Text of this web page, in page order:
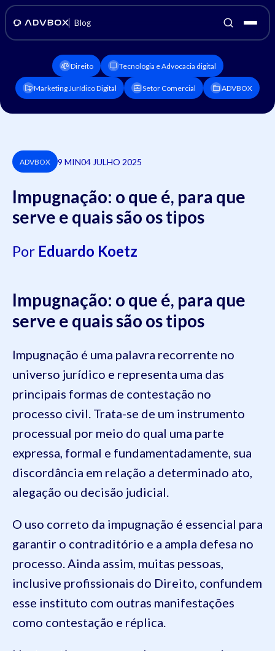
Blog
Direito Tecnologia e Advocacia digital
Marketing Jurídico Digital Setor Comercial ADVBOX
ADVBOX 9 MIN04 JULHO 2025
Impugnação: o que é, para que
serve e quais são os tipos
Por Eduardo Koetz
Impugnação: o que é, para que
serve e quais são os tipos
Impugnação é uma palavra recorrente no
universo jurídico e representa uma das
principais formas de contestação no
processo civil. Trata-se de um instrumento
processual por meio do qual uma parte
expressa, formal e fundamentadamente, sua
discordância em relação a determinado ato,
alegação ou decisão judicial.
O uso correto da impugnação é essencial para
garantir o contraditório e a ampla defesa no
processo. Ainda assim, muitas pessoas,
inclusive profissionais do Direito, confundem
esse instituto com outras manifestações
como contestação e réplica.